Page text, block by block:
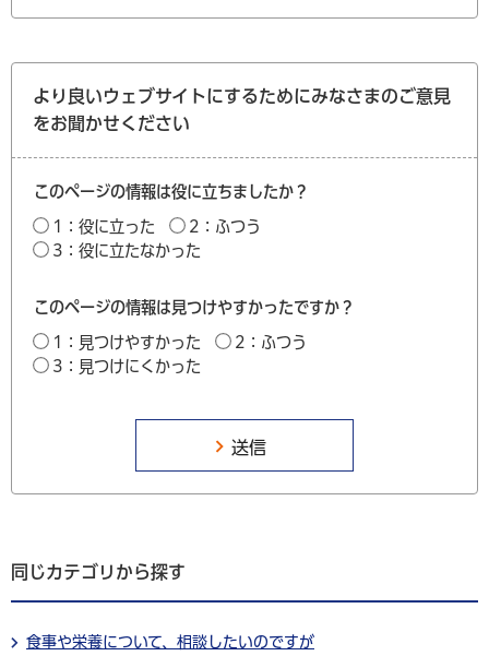
より良いウェブサイトにするためにみなさまのご意見
をお聞かせください
このページの情報は役に立ちましたか？
1：役に立った
2：ふつう
3：役に立たなかった
このページの情報は見つけやすかったですか？
1：見つけやすかった
2：ふつう
3：見つけにくかった
同じカテゴリから探す
食事や栄養について、相談したいのですが